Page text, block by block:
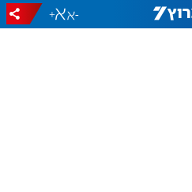
-
+